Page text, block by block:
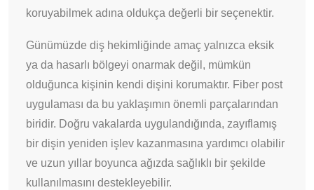
koruyabilmek adına oldukça değerli bir seçenektir.
Günümüzde diş hekimliğinde amaç yalnızca eksik
ya da hasarlı bölgeyi onarmak değil, mümkün
olduğunca kişinin kendi dişini korumaktır. Fiber post
uygulaması da bu yaklaşımın önemli parçalarından
biridir. Doğru vakalarda uygulandığında, zayıflamış
bir dişin yeniden işlev kazanmasına yardımcı olabilir
ve uzun yıllar boyunca ağızda sağlıklı bir şekilde
kullanılmasını destekleyebilir.